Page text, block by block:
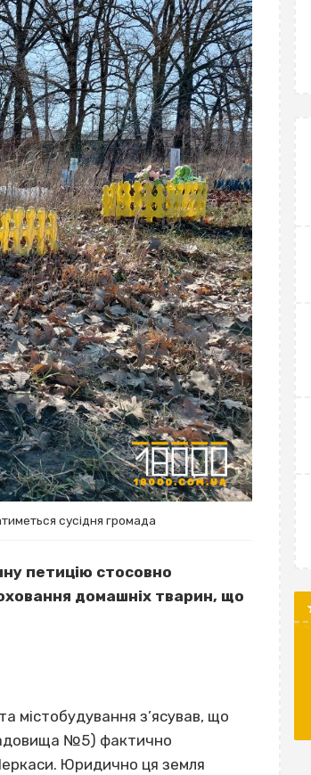
сусідня громада
петицію стосовно
домашніх тварин, що
містобудування з’ясував, що
№5) фактично
Юридично ця земля